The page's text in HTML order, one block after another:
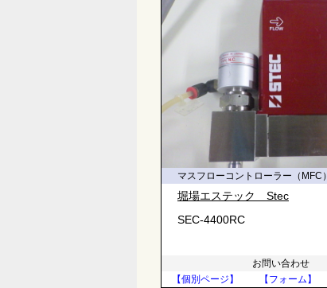
マスフローコントローラー（MFC）
堀場エステック Stec
SEC-4400RC
お問い合わせ
【個別ページ】
【フォーム】